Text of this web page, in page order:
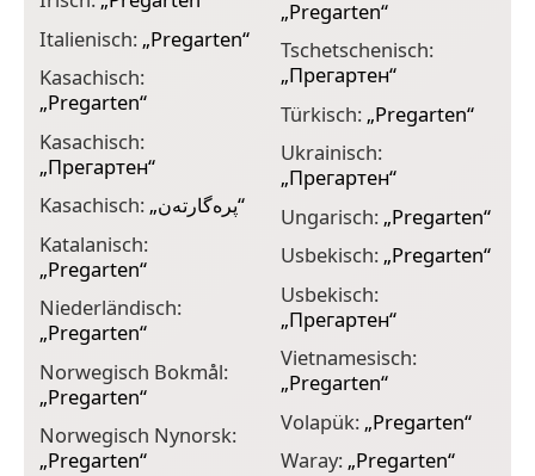
Italienisch: „Pregarten“
Kasachisch:
„Pregarten“
Kasachisch:
„Прегартен“
Kasachisch: „پرەگارتەن“
Katalanisch:
„Pregarten“
Niederländisch:
„Pregarten“
Norwegisch Bokmål:
„Pregarten“
Norwegisch Nynorsk:
„Pregarten“
„Pregarten“
Tschetschenisch:
„Прегартен“
Türkisch: „Pregarten“
Ukrainisch:
„Прегартен“
Ungarisch: „Pregarten“
Usbekisch: „Pregarten“
Usbekisch:
„Прегартен“
Vietnamesisch:
„Pregarten“
Volapük: „Pregarten“
Waray: „Pregarten“